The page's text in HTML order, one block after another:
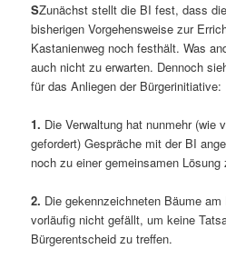
SZunächst stellt die BI fest, dass
bisherigen Vorgehensweise zur
Kastanienweg noch festhält. Was
auch nicht zu erwarten. Dennoch
für das Anliegen der Bürgerinitiative:
1. Die Verwaltung hat nunmehr (wie
gefordert) Gespräche mit der BI
noch zu einer gemeinsamen Lösung
2. Die gekennzeichneten Bäume
vorläufig nicht gefällt, um keine
Bürgerentscheid zu treffen.